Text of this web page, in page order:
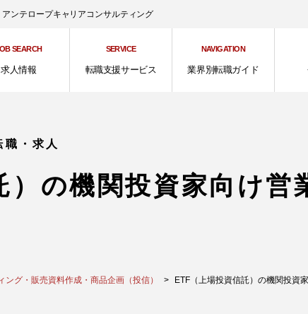
ンテロープキャリアコンサルティング
SEARCH
求人情報
SERVICE
転職支援サービス
NAVIGATION
業界別転職ガイド
・求人
）の機関投資家向け
ング・販売資料作成・商品企画（投信） ETF（上場投資信託）の機関投資